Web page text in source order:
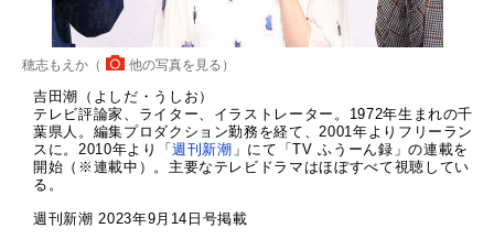
穂志もえか（ 他の写真を見る ）
吉田潮（よしだ・うしお）
テレビ評論家、ライター、イラストレーター。1972年生まれの千
葉県人。編集プロダクション勤務を経て、2001年よりフリーラン
スに。2010年より「週刊新潮 」にて「TV ふうーん録」の連載を
開始（※連載中）。主要なテレビドラマはほぼすべて視聴してい
る。
週刊新潮 2023年9月14日号掲載